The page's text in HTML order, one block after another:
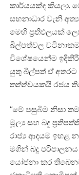
කාර්යයක්ද කියලා.
සහනාධාර වැනි
මෙහි ප්‍රතිඵලයක්
බිල්පත්වල
විශේෂයෙන්ම
යුතු බිල්පත් ඒ
තත්ත්වයකයි රජය
“මේ පසුබිම නිසා
මූල්‍ය සහ බදු
රාජ්‍ය ආදයම ඉහළ
මගින් බදු
යෝජනා කර